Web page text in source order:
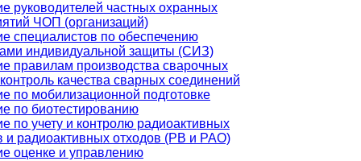
руководителей частных охранных
ЧОП (организаций)
специалистов по обеспечению
индивидуальной защиты (СИЗ)
правилам производства сварочных
качества сварных соединений
по мобилизационной подготовке
по биотестированию
по учету и контролю радиоактивных
и радиоактивных отходов (РВ и РАО)
оценке и управлению